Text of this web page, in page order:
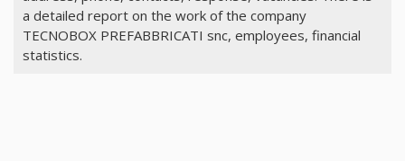
a detailed report on the work of the company
TECNOBOX PREFABBRICATI snc, employees, financial
statistics.